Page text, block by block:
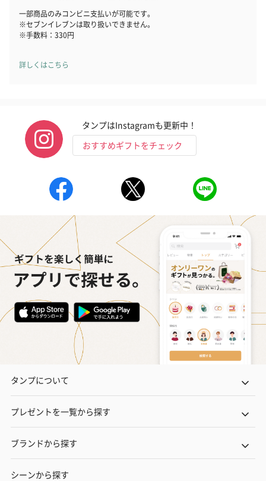
一部商品のみコンビニ支払いが可能です。
※セブンイレブンは取り扱いできません。
※手数料：330円
詳しくはこちら
タンプはInstagramも更新中！
おすすめギフトをチェック
タンプについて
プレゼントを一覧から探す
ブランドから探す
シーンから探す